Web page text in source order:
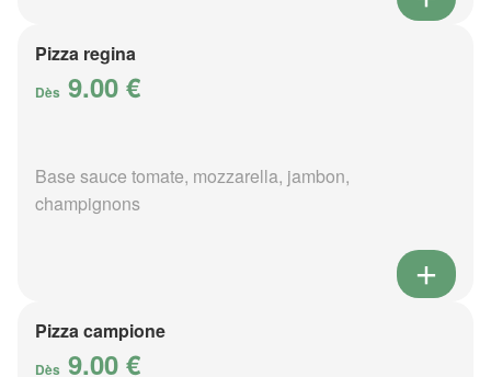
Pizza regina
Dès 9.00 €
Base sauce tomate, mozzarella, jambon,
champignons
Pizza campione
Dès 9.00 €